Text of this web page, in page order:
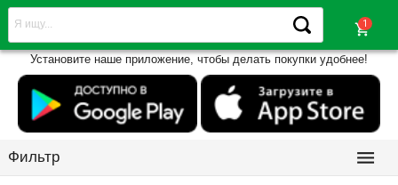
shopping_cart
Установите наше приложение, чтобы делать покупки удобнее!
Фильтр 